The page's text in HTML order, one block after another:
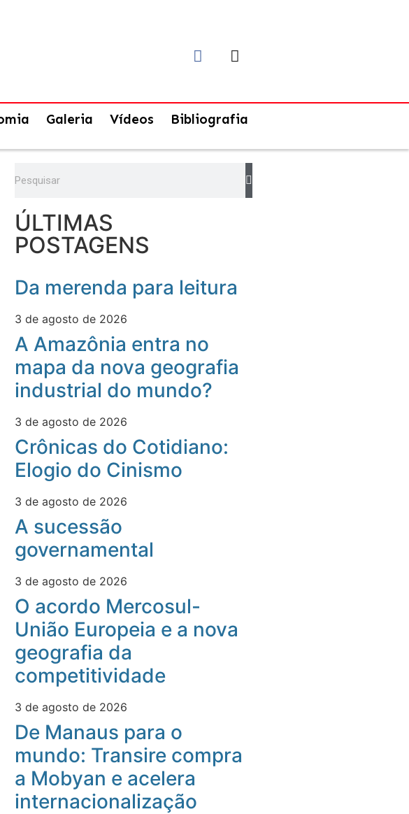
Galeria Vídeos Bibliografia
ÚLTIMAS
POSTAGENS
Da merenda para leitura
3 de agosto de 2026
A Amazônia entra no
mapa da nova geografia
industrial do mundo?
3 de agosto de 2026
Crônicas do Cotidiano:
Elogio do Cinismo
3 de agosto de 2026
A sucessão
governamental
3 de agosto de 2026
O acordo Mercosul-
União Europeia e a nova
geografia da
competitividade
3 de agosto de 2026
De Manaus para o
mundo: Transire compra
a Mobyan e acelera
internacionalização